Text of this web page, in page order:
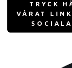
TRYCK
VÅRAT